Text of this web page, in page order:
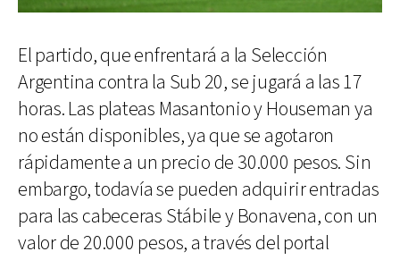
El partido, que enfrentará a la Selección
Argentina contra la Sub 20, se jugará a las 17
horas. Las plateas Masantonio y Houseman ya
no están disponibles, ya que se agotaron
rápidamente a un precio de 30.000 pesos. Sin
embargo, todavía se pueden adquirir entradas
para las cabeceras Stábile y Bonavena, con un
valor de 20.000 pesos, a través del portal